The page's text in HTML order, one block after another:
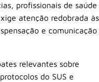
profissionais de saúde
atenção redobrada às
e comunicação
relevantes sobre
do SUS e